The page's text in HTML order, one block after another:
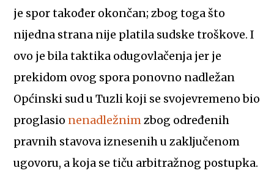
je spor također okončan; zbog toga što
nijedna strana nije platila sudske troškove. I
ovo je bila taktika odugovlačenja jer je
prekidom ovog spora ponovno nadležan
Općinski sud u Tuzli koji se svojevremeno bio
proglasio nenadležnimzbog određenih
pravnih stavova iznesenih u zaključenom
ugovoru, a koja se tiču arbitražnog postupka.